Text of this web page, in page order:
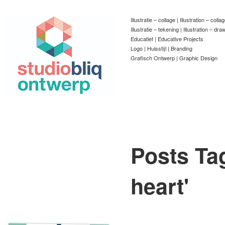
Illustratie – collage | Illustration –
Illustratie – tekening | Illustration –
Educatief | Educative Projects
Logo | Huisstijl | Branding
Grafisch Ontwerp | Graphic Design
Posts
heart'